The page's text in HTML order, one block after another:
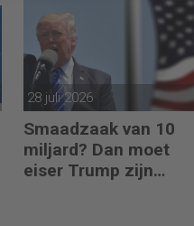
28 juli 2026
Smaadzaak van 10
miljard? Dan moet
eiser Trump zijn